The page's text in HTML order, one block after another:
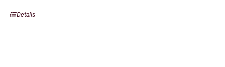
Details